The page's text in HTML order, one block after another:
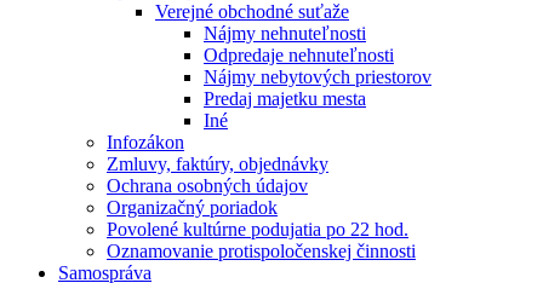
Verejné obchodné suťaže
Nájmy nehnuteľnosti
Odpredaje nehnuteľnosti
Nájmy nebytových priestorov
Predaj majetku mesta
Iné
Infozákon
Zmluvy, faktúry, objednávky
Ochrana osobných údajov
Organizačný poriadok
Povolené kultúrne podujatia po 22 hod.
Oznamovanie protispoločenskej činnosti
Samospráva